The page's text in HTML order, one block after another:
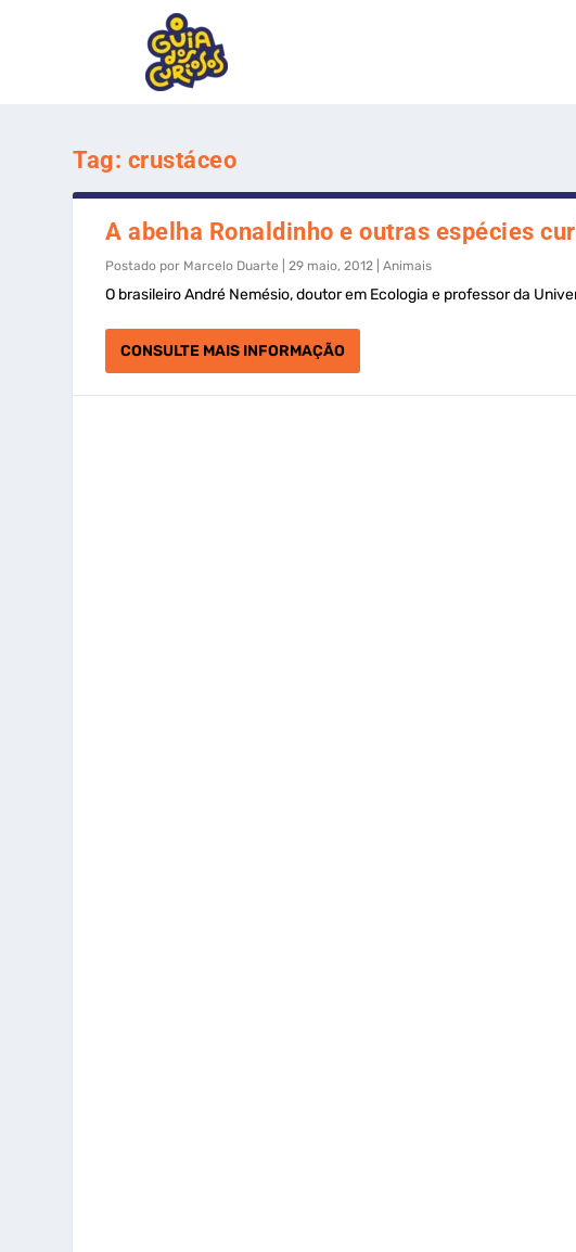
Tag: crustáceo
A abelha Ronaldinho e outras espécies
Postado por Marcelo Duarte |29 maio, 2012 |Animais
O brasileiro André Nemésio, doutor em Ecologia e professor da
CONSULTE MAIS INFORMAÇÃO